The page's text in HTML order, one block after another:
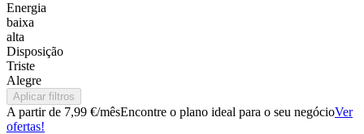
Energia
baixa
alta
Disposição
Triste
Alegre
Aplicar filtros
A partir de 7,99 €/mêsEncontre o plano ideal para o seu negócioVer
ofertas!